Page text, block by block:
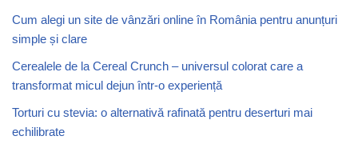
Cum alegi un site de vânzări online în România pentru anunțuri
simple și clare
Cerealele de la Cereal Crunch – universul colorat care a
transformat micul dejun într-o experiență
Torturi cu stevia: o alternativă rafinată pentru deserturi mai
echilibrate